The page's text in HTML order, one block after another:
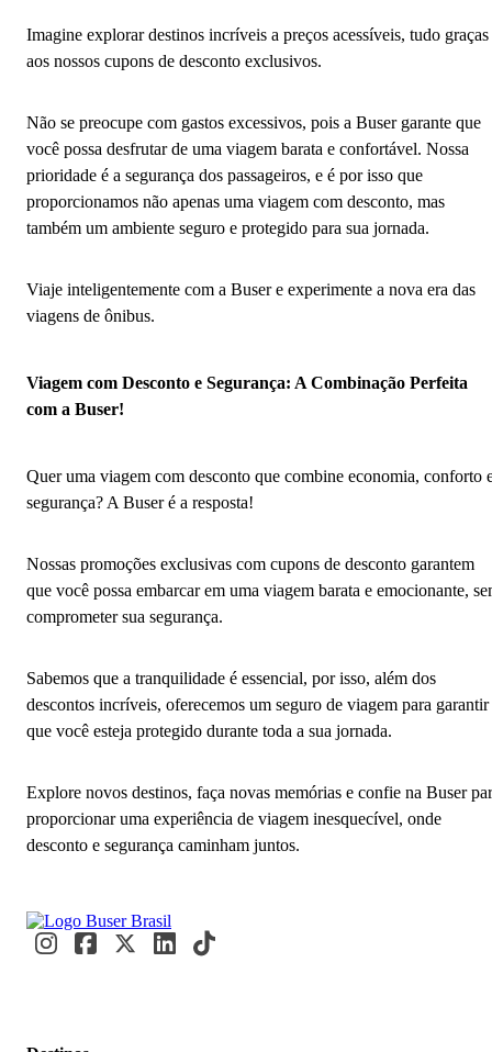
Imagine explorar destinos incríveis a preços acessíveis, tudo graças
aos nossos cupons de desconto exclusivos.
Não se preocupe com gastos excessivos, pois a Buser garante que
você possa desfrutar de uma viagem barata e confortável. Nossa
prioridade é a segurança dos passageiros, e é por isso que
proporcionamos não apenas uma viagem com desconto, mas
também um ambiente seguro e protegido para sua jornada.
Viaje inteligentemente com a Buser e experimente a nova era das
viagens de ônibus.
Viagem com Desconto e Segurança: A Combinação Perfeita
com a Buser!
Quer uma viagem com desconto que combine economia, conforto
segurança? A Buser é a resposta!
Nossas promoções exclusivas com cupons de desconto garantem
que você possa embarcar em uma viagem barata e emocionante,
comprometer sua segurança.
Sabemos que a tranquilidade é essencial, por isso, além dos
descontos incríveis, oferecemos um seguro de viagem para garantir
que você esteja protegido durante toda a sua jornada.
Explore novos destinos, faça novas memórias e confie na Buser
proporcionar uma experiência de viagem inesquecível, onde
desconto e segurança caminham juntos.